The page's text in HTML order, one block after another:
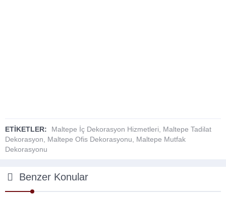
ETİKETLER: Maltepe İç Dekorasyon Hizmetleri
Maltepe Tadilat
Dekorasyon
Maltepe Ofis Dekorasyonu
Maltepe Mutfak
Dekorasyonu
Benzer Konular